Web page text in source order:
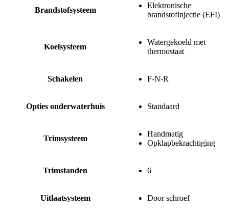
Brandstofsysteem
Elektronische
brandstofinjectie (EFI)
Koelsysteem
Watergekoeld met
thermostaat
Schakelen F-N-R
Opties onderwaterhuis Standaard
Trimsysteem
Handmatig
Opklapbekrachtiging
Trimstanden 6
Uitlaatsysteem Door schroef